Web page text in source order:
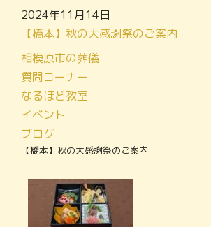
2024年11月14日
【橋本】秋の大感謝祭のご案内
相模原市の葬儀
質問コーナー
なるほど教室
イベント
ブログ
【橋本】秋の大感謝祭のご案内